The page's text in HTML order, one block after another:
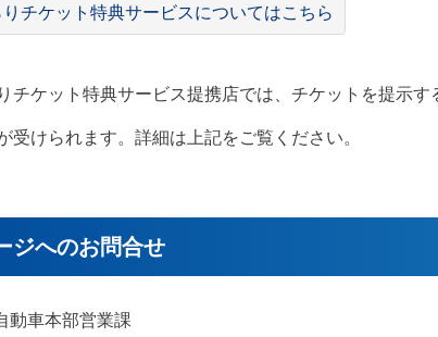
チケット特典サービスについてはこちら
チケット特典サービス提携店では、チケットを提示
受けられます。詳細は上記をご覧ください。
ジへのお問合せ
動車本部営業課